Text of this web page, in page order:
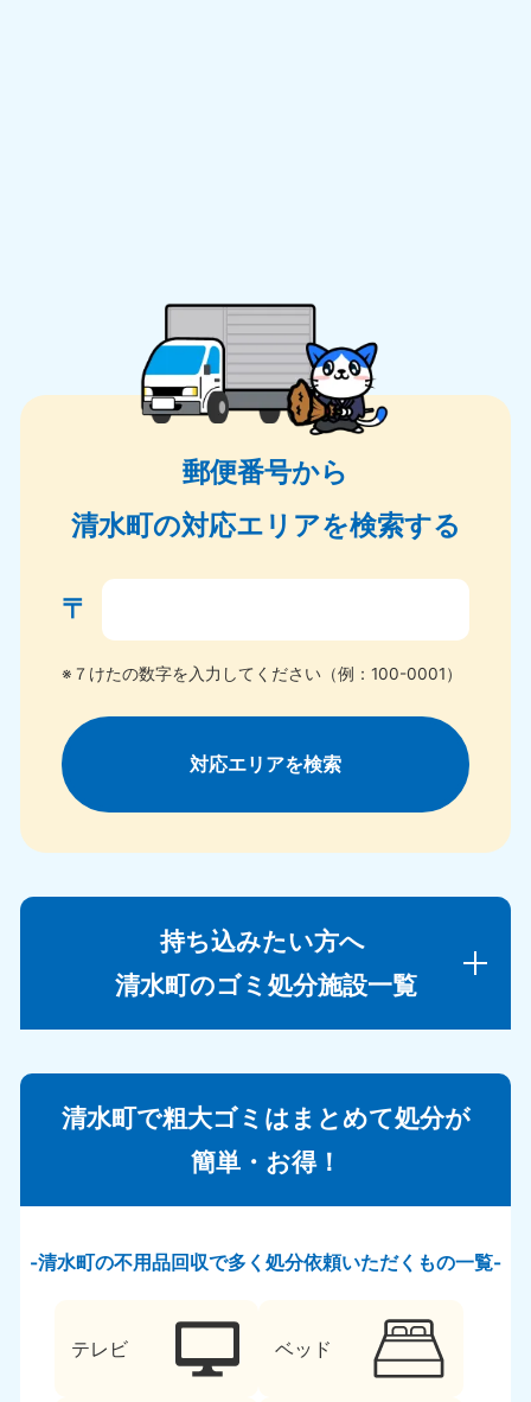
郵便番号から
清水町の対応エリアを検索する
〒
※７けたの数字を入力してください（例：100-0001）
対応エリアを検索
持ち込みたい方へ
清水町のゴミ処分施設一覧
清水町で粗大ゴミはまとめて処分が
簡単・お得！
清水町の不用品回収で多く処分依頼いただくもの一覧
テレビ ベッド